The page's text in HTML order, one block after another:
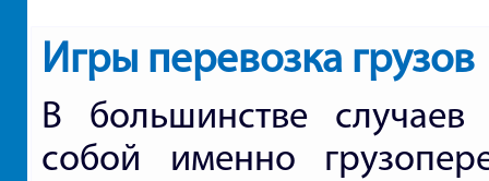
Игры перевозка грузов
В большинстве случаев
собой именно